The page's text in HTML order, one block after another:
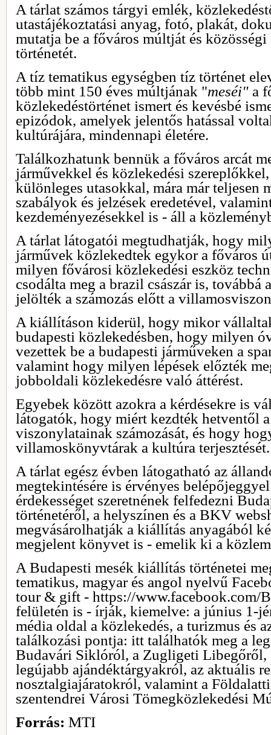
A tárlat számos tárgyi emlék,
utastájékoztatási anyag, fotó, plakát,
mutatja be a főváros múltját és
történetét.
A tíz tematikus egységben tíz történet
több mint 150 éves múltjának "meséi" a
közlekedéstörténet ismert és kevésbé
epizódok, amelyek jelentős hatással
kultúrájára, mindennapi életére.
Találkozhatunk bennük a főváros arcát
járművekkel és közlekedési
különleges utasokkal, mára már teljesen
szabályok és jelzések eredetével,
kezdeményezésekkel is - áll a
A tárlat látogatói megtudhatják, hogy
járművek közlekedtek egykor a főváros
milyen fővárosi közlekedési eszköz
csodálta meg a brazil császár is, továbbá
jelölték a számozás előtt a
A kiállításon kiderül, hogy mikor
budapesti közlekedésben, hogy milyen
vezettek be a budapesti járműveken a
valamint hogy milyen lépések előzték
jobboldali közlekedésre való áttérést.
Egyebek között azokra a kérdésekre is
látogatók, hogy miért kezdték hetventől
viszonylatainak számozását, és hogy
villamoskönyvtárak a kultúra terjesztését.
A tárlat egész évben látogatható az
megtekintésére is érvényes
érdekességet szeretnének felfedezni
történetéről, a helyszínen és a BKV
megvásárolhatják a kiállítás anyagából
megjelent könyvet is - emelik ki a
A Budapesti mesék kiállítás történetei
tematikus, magyar és angol nyelvű
tour & gift - https://www.facebook.com/
felületén is - írják, kiemelve: a június 1-
média oldal a közlekedés, a turizmus és
találkozási pontja: itt találhatók meg a
Budavári Siklóról, a Zugligeti Libegőről,
legújabb ajándéktárgyakról, az aktuális
nosztalgiajáratokról, valamint a
szentendrei Városi Tömegközlekedési
Forrás: MTI